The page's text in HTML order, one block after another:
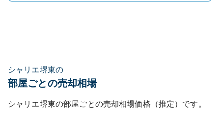
シャリエ堺東の
部屋ごとの売却相場
シャリエ堺東の部屋ごとの売却相場価格（推定）です。